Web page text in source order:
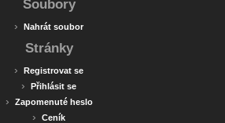
Soubory
› Nahrát soubor
Stránky
› Registrovat se
› Přihlásit se
› Zapomenuté heslo
› Ceník